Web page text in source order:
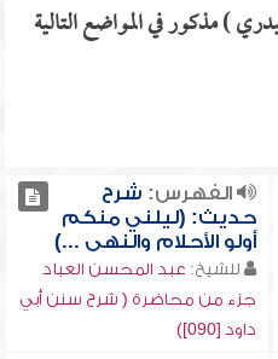
) مذكور في المواضع التالية
الفهرس: شرح
حديث: (ليلني منكم
أولو الأحلام والنهى ...)
للشيخ: عبد المحسن العباد
جزء من محاضرة ( شرح سنن أبي
داود [090])